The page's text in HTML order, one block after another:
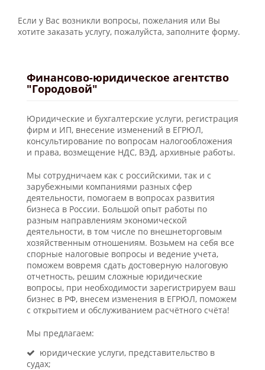
Если у Вас возникли вопросы, пожелания или Вы
хотите заказать услугу, пожалуйста, заполните форму.
Финансово-юридическое агентство
"Городовой"
Юридические и бухгалтерские услуги, регистрация
фирм и ИП, внесение изменений в ЕГРЮЛ,
консультирование по вопросам налогообложения
и права, возмещение НДС, ВЭД, архивные работы.
Мы сотрудничаем как с российскими, так и с
зарубежными компаниями разных сфер
деятельности, помогаем в вопросах развития
бизнеса в России. Большой опыт работы по
разным направлениям экономической
деятельности, в том числе по внешнеторговым
хозяйственным отношениям. Возьмем на себя все
спорные налоговые вопросы и ведение учета,
поможем вовремя сдать достоверную налоговую
отчетность, решим сложные юридические
вопросы, при необходимости зарегистрируем ваш
бизнес в РФ, внесем изменения в ЕГРЮЛ, поможем
с открытием и обслуживанием расчётного счёта!
Мы предлагаем:
юридические услуги, представительство в
судах;